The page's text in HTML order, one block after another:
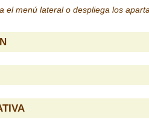
el menú lateral o despliega los